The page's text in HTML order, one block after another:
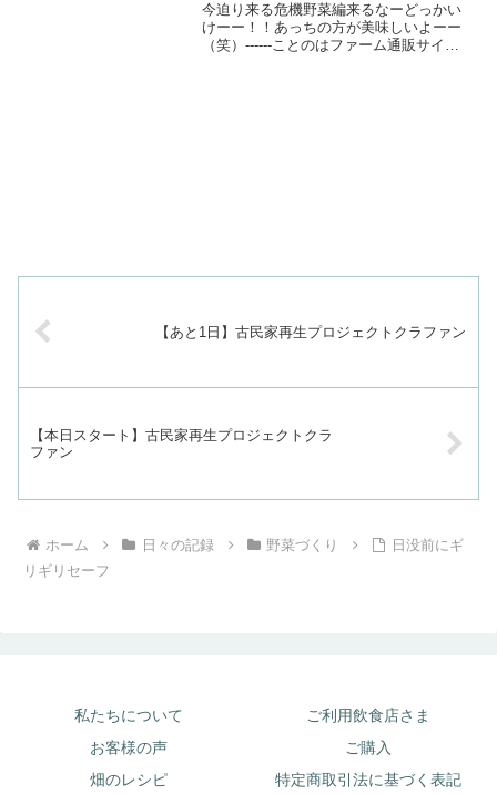
今迫り来る危機野菜編来るなーどっかい
けーー！！あっちの方が美味しいよーー
（笑）------ことのはファーム通販サイト
【あと1日】古民家再生プロジェクトクラファン
【本日スタート】古民家再生プロジェクトクラ
ファン
ホーム 日々の記録 野菜づくり
日没前にギ
リギリセーフ
私たちについて
ご利用飲食店さま
お客様の声
ご購入
畑のレシピ
特定商取引法に基づく表記